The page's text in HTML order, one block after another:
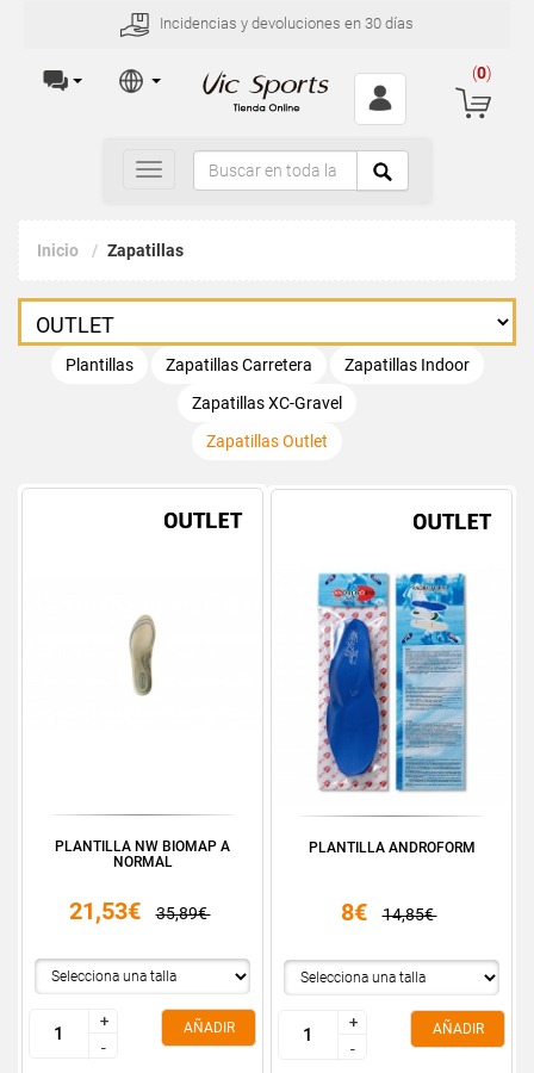
Incidencias y devoluciones en 30 días
(0)
Toggle
navigation
Inicio Zapatillas
Plantillas Zapatillas Carretera
Zapatillas Indoor
Zapatillas XC-Gravel
Zapatillas Outlet
PLANTILLA NW BIOMAP A
NORMAL
21,53€ 35,89€
+
-
+
-
AÑADIR
PLANTILLA ANDROFORM
8€ 14,85€
+
-
+
-
AÑADIR